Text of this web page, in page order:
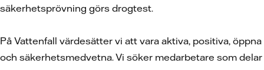
säkerhetsprövning görs drogtest.
På Vattenfall värdesätter vi att vara aktiva, positiva, öppna
och säkerhetsmedvetna. Vi söker medarbetare som delar